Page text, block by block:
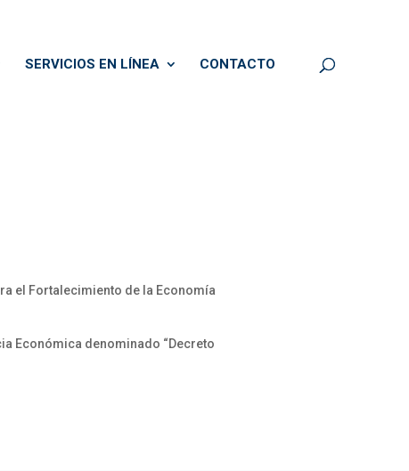
SERVICIOS EN LÍNEA CONTACTO
el Fortalecimiento de la Economía
Económica denominado “Decreto